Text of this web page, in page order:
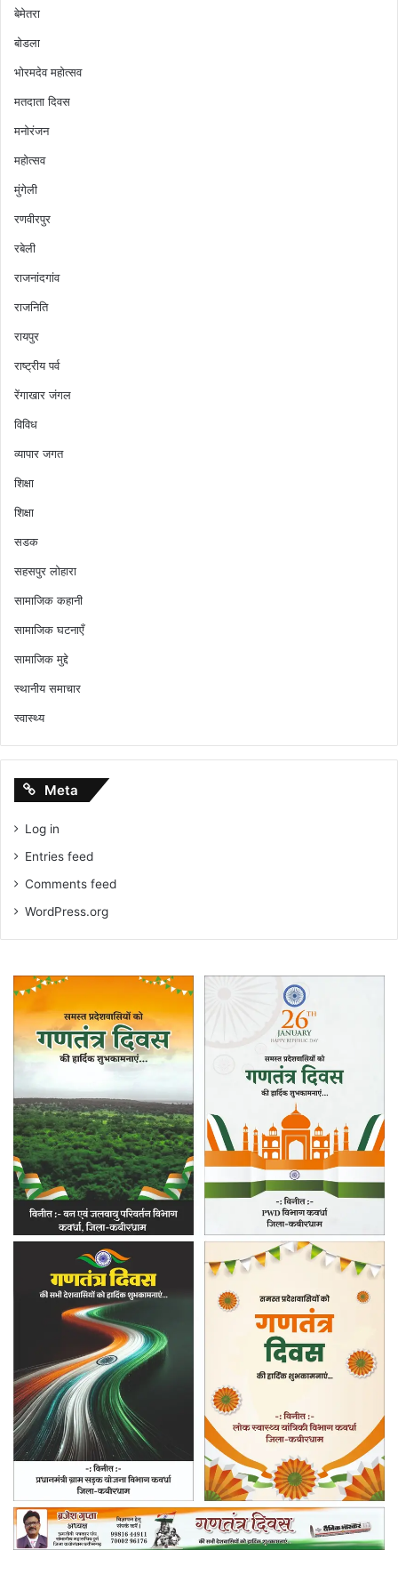
बेमेतरा
बोडला
भोरमदेव महोत्सव
मतदाता दिवस
मनोरंजन
महोत्सव
मुंगेली
रणवीरपुर
रबेली
राजनांदगांव
राजनिति
रायपुर
राष्ट्रीय पर्व
रेंगाखार जंगल
विविध
व्यापार जगत
शिक्षा
शिक्षा
सडक
सहसपुर लोहारा
सामाजिक कहानी
सामाजिक घटनाएँ
सामाजिक मुद्दे
स्थानीय समाचार
स्वास्थ्य
Meta
Log in
Entries feed
Comments feed
WordPress.org